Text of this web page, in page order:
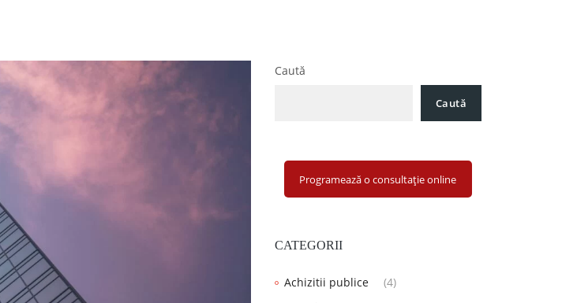
Caută
Caută
Programează o consultație online
CATEGORII
Achizitii publice
(4)